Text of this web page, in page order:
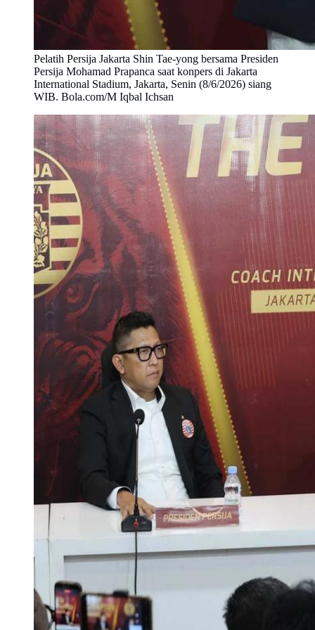
Pelatih Persija Jakarta Shin Tae-yong bersama Presiden
Persija Mohamad Prapanca saat konpers di Jakarta
International Stadium, Jakarta, Senin (8/6/2026) siang
WIB. Bola.com/M Iqbal Ichsan